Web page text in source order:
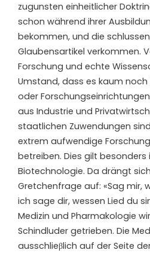
zugunsten einheitlicher
schon während ihrer
bekommen, und die
Glaubensartikel verkommen.
Forschung und echte
Umstand, dass es kaum
oder
aus Industrie und
staatlichen Zuwendungen
extrem aufwendige
betreiben. Dies gilt besonders
Biotechnologie. Da drängt
Gretchenfrage auf: «Sag mir,
ich sage dir, wessen Lied du
Medizin und Pharmakologie
Schindluder getrieben. Die
ausschlieβlich auf der Seite